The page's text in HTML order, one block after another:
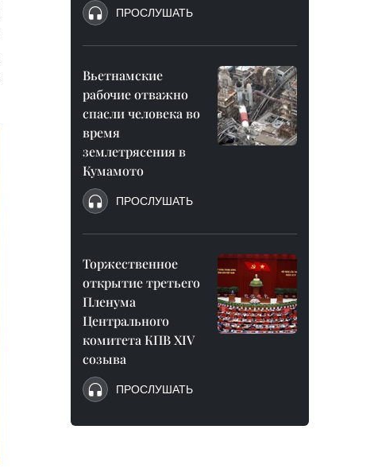
ПРОСЛУШАТЬ
Вьетнамские
рабочие отважно
спасли человека во
время
землетрясения в
Кумамото
ПРОСЛУШАТЬ
Торжественное
открытие третьего
Пленума
Центрального
комитета КПВ XIV
созыва
ПРОСЛУШАТЬ